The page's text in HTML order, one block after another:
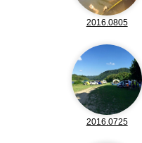
2016.0805
2016.0725